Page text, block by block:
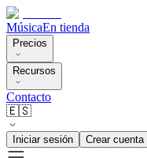
MúsicaEn tienda
Precios
Recursos
Contacto
🇪🇸
Iniciar sesión Crear cuenta